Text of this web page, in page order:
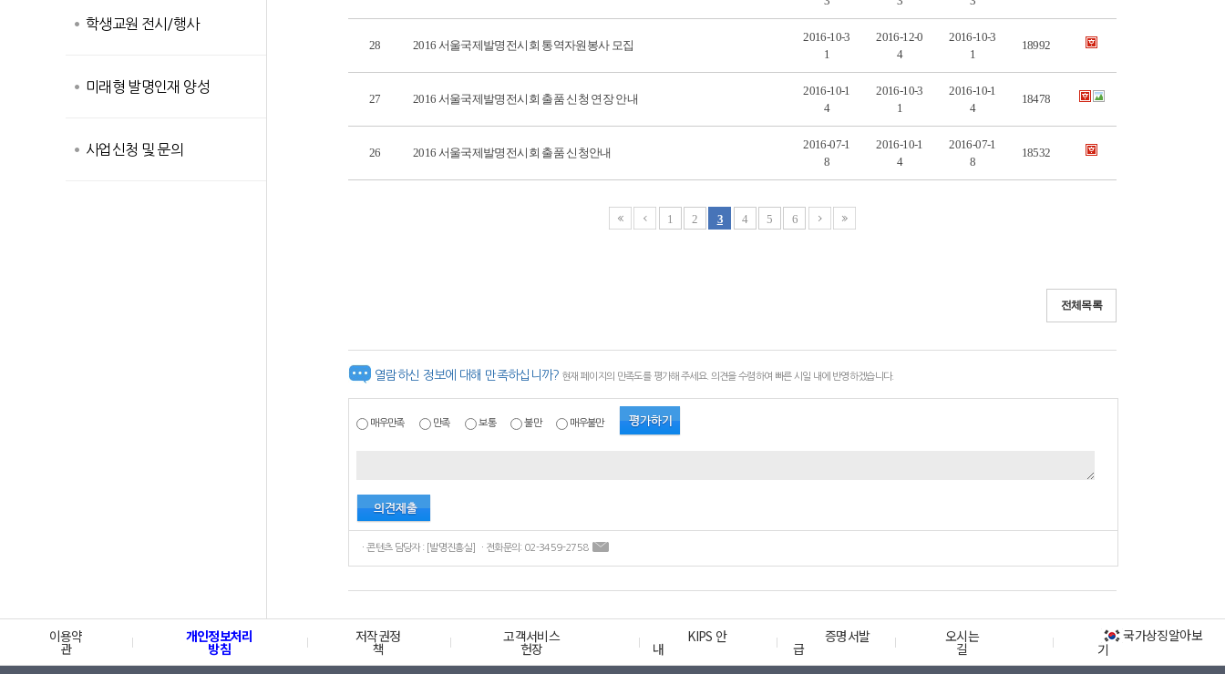
학생교원 전시/행사
미래형 발명인재 양성
사업신청 및 문의
28 2016 서울국제발명전시회 통역자원봉사 모집
2016-10-3
1
2016-12-0
4
2016-10-3
1
18992
27 2016 서울국제발명전시회 출품 신청 연장 안내
2016-10-1
4
2016-10-3
1
2016-10-1
4
18478
26 2016 서울국제발명전시회 출품 신청안내
2016-07-1
8
2016-10-1
4
2016-07-1
8
18532
1 2 3 4 5 6
전체목록
열람하신 정보에 대해 만족하십니까? 현재 페이지의 만족도를 평가해 주세요. 의견을 수렴하여 빠른 시일 내에 반영하겠습니다.
매우만족 만족 보통 불만 매우불만
ㆍ콘텐츠 담당자 : [발명진흥실] ㆍ전화문의: 02-3459-2758
이용약
관
개인정보처리
방침
저작권정
책
고객서비스
헌장
KIPS 안
내
증명서발
급
오시는
길
국가상징알아보
기